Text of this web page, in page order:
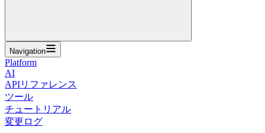
Navigation
Platform
AI
APIリファレンス
ツール
チュートリアル
変更ログ